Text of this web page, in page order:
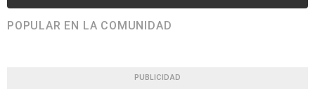
POPULAR EN LA COMUNIDAD
PUBLICIDAD